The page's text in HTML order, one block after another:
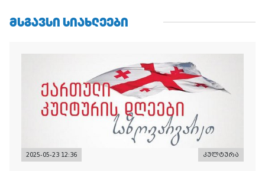
ᲛᲡᲒᲐᲕᲡᲘ ᲡᲘᲐᲮᲚᲔᲔᲑᲘ
2025-05-23 12:36 კულტურა